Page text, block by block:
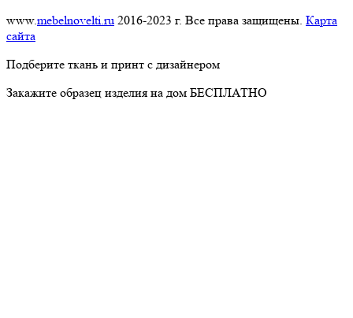
www.mebelnovelti.ru 2016-2023 г. Все права защищены. Карта
сайта
Подберите ткань и принт с дизайнером
Закажите образец изделия на дом БЕСПЛАТНО